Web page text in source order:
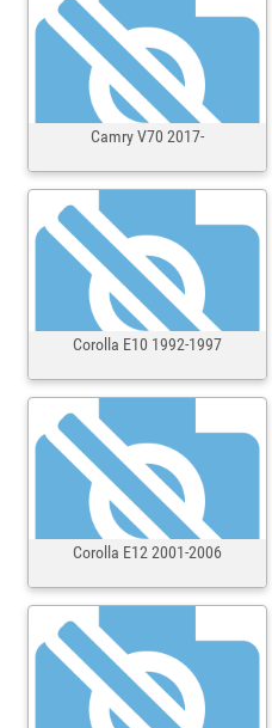
Camry V70 2017-
Corolla E10 1992-1997
Corolla E12 2001-2006